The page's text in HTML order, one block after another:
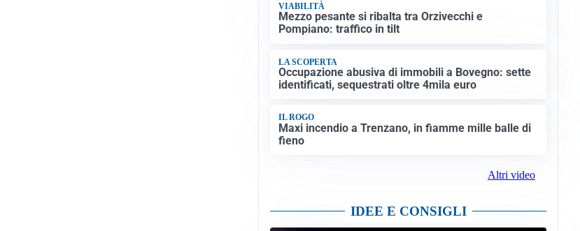
VIABILITÀ
Mezzo pesante si ribalta tra Orzivecchi e
Pompiano: traffico in tilt
LA SCOPERTA
Occupazione abusiva di immobili a Bovegno: sette
identificati, sequestrati oltre 4mila euro
IL ROGO
Maxi incendio a Trenzano, in fiamme mille balle di
fieno
Altri video
IDEE E CONSIGLI